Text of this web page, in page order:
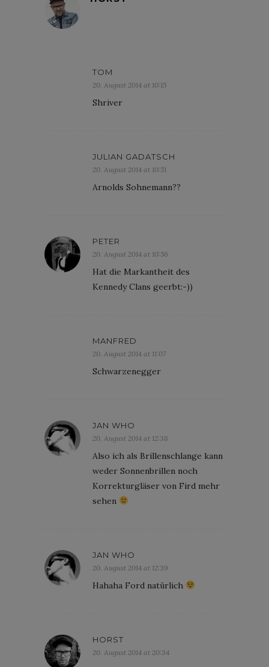
TOM
20. August 2014 at 10:15
Shriver
JULIAN GADATSCH
20. August 2014 at 10:51
Arnolds Sohnemann??
PETER
20. August 2014 at 10:56
Hat die Markantheit des
Kennedy Clans geerbt:-))
MANFRED
20. August 2014 at 11:07
Schwarzenegger
JAN WHO
20. August 2014 at 12:38
Also ich als Brillenschlange kann
weder Sonnenbrillen noch
Korrekturgläser von Fird mehr
sehen
JAN WHO
20. August 2014 at 12:39
Hahaha Ford natürlich
HORST
20. August 2014 at 20:34